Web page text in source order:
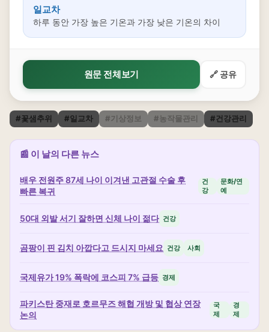
일교차
하루 동안 가장 높은 기온과 가장 낮은 기온의 차이
원문 전체보기 🔗 공유
#꽃샘추위 #일교차 #기상정보 #농작물관리 #건강관리
📰 이 날의 다른 뉴스
배우 전원주 87세 나이 이겨낸 고관절 수술 후
빠른 복귀
건
강
문화/연
예
50대 외발 서기 잘하면 신체 나이 젊다 건강
곰팡이 핀 김치 아깝다고 드시지 마세요 건강 사회
국제유가 19% 폭락에 코스피 7% 급등 경제
파키스탄 중재로 호르무즈 해협 개방 및 협상 연장
논의
국
제
경
제